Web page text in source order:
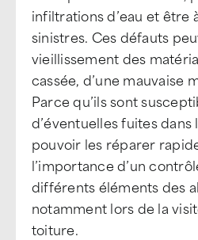
infiltrations d’eau et être
sinistres. Ces défauts
vieillissement des
cassée, d’une mauvaise
Parce qu’ils sont
d’éventuelles fuites dans
pouvoir les réparer
l’importance d’un
différents éléments des
notamment lors de la
toiture.